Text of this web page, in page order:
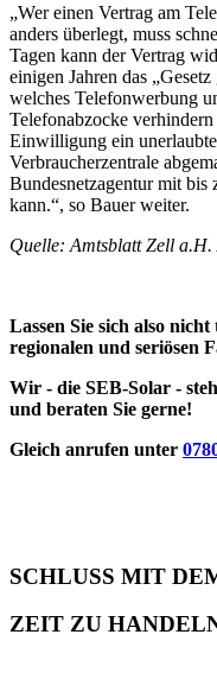
„Wer einen Vertrag am
anders überlegt, muss
Tagen kann der Vertrag
einigen Jahren das
welches Telefonwerbung
Telefonabzocke
Einwilligung ein
Verbraucherzentrale
Bundesnetzagentur mit
kann.“, so Bauer weiter.
Quelle: Amtsblatt Zell a.H.
Lassen Sie sich also
regionalen und seriösen
Wir - die SEB-Solar -
und beraten Sie gerne!
Gleich anrufen unter
SCHLUSS MIT
ZEIT ZU